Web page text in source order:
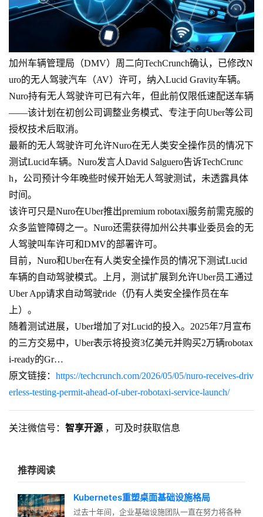
加州车辆管理局（DMV）周二向TechCrunch确认，已修改N
uro的无人驾驶汽车（AV）许可，纳入Lucid Gravity车辆。
Nuro持有无人驾驶许可已有六年，但此前仅限低速配送车辆
——该计划在初创公司调整业务模式、专注于向Uber等公司
授权技术后取消。
最新的无人驾驶许可允许Nuro在无人类安全操作员的情况下
测试Lucid车辆。Nuro发言人David Salguero告诉TechCrunc
h，公司预计今年晚些时候开始无人驾驶测试，未透露具体
时间。
该许可只是Nuro在Uber推出premium robotaxi服务前需克服的
众多监管障碍之一。Nuro还需获得加州公共事业委员会的无
人驾驶叫车许可和DMV的部署许可。
目前，Nuro和Uber在有人类安全操作员的情况下测试Lucid
车辆的自动驾驶模式。上月，测试扩展到允许Uber员工通过
Uber App请求自动驾驶ride（仍有人类安全操作员在车
上）。
随着测试进展，Uber增加了对Lucid的投入。2025年7月宣布
的三方交易中，Uber表示将投资3亿美元并购买2万辆robotax
i-ready的Gr…
原文链接： https://techcrunch.com/2026/05/05/nuro-receives-driv
erless-testing-permit-ahead-of-uber-robotaxi-service-launch/
关注微信号： 智享开源 ，可及时获取信息
推荐阅读
Kubernetes重塑桌面基础设施格局
过去十年间，企业基础设施团队一直在努力将各种